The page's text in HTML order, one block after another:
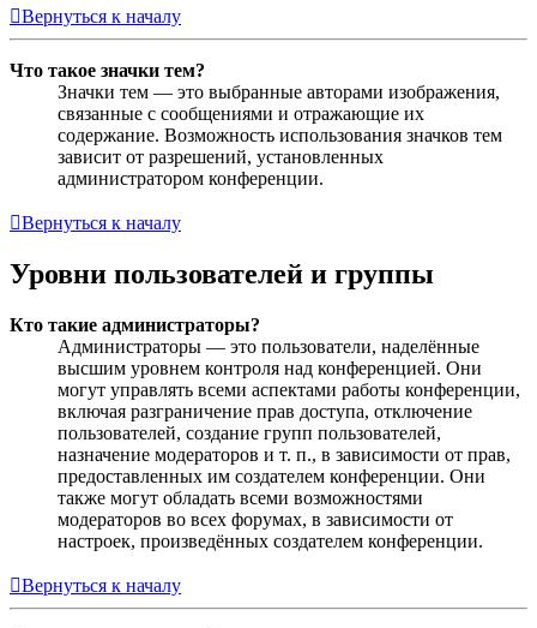
Вернуться к началу
Что такое значки тем?
Значки тем — это выбранные авторами изображения,
связанные с сообщениями и отражающие их
содержание. Возможность использования значков тем
зависит от разрешений, установленных
администратором конференции.
Вернуться к началу
Уровни пользователей и группы
Кто такие администраторы?
Администраторы — это пользователи, наделённые
высшим уровнем контроля над конференцией. Они
могут управлять всеми аспектами работы конференции,
включая разграничение прав доступа, отключение
пользователей, создание групп пользователей,
назначение модераторов и т. п., в зависимости от прав,
предоставленных им создателем конференции. Они
также могут обладать всеми возможностями
модераторов во всех форумах, в зависимости от
настроек, произведённых создателем конференции.
Вернуться к началу